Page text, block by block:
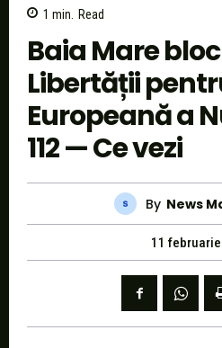
1 min. Read
Baia Mare
Libertății
Europeană a
112 — Ce vezi
By News
11